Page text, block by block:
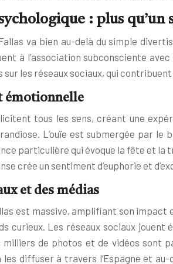
: plus
va bien au-delà du simple
à l’association subconsciente
sur les réseaux sociaux, qui
émotionnelle
tous les sens, créant une
L’ouïe est submergée par
particulière qui évoque la fête et
crée un sentiment d’euphorie et
et des médias
est massive, amplifiant son impact
curieux. Les réseaux sociaux jouent
de photos et de vidéos sont
diffuser à travers l’Espagne et